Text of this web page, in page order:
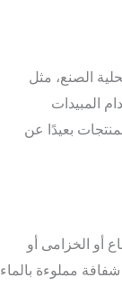
الصنع، مثل
المبيدات
بعيدًا عن
أو الخزامى أو
مملوءة بالماء